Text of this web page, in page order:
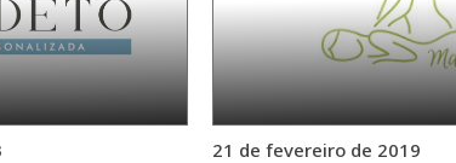
21 de fevereiro de 2019